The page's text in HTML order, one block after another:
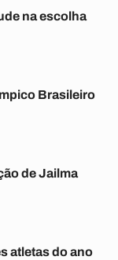
na escolha
Brasileiro
de Jailma
atletas do ano